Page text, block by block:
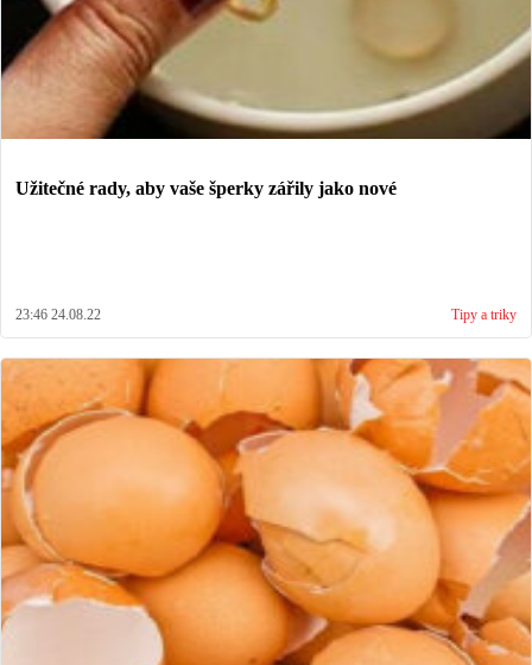
Užitečné rady, aby vaše šperky zářily jako nové
23:46 24.08.22 Tipy a triky